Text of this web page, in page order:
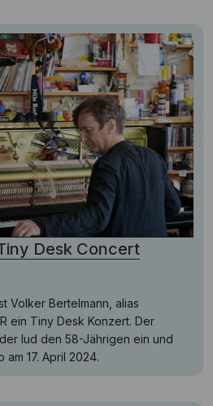
Desk Concert
Volker Bertelmann, alias
ein Tiny Desk Konzert. Der
lud den 58-Jährigen ein und
17. April 2024.